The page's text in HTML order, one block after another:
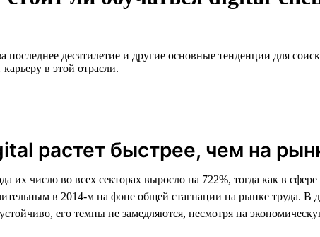
десятилетие и другие основные тенденции для
в этой отрасли.
растет быстрее, чем на
их число во всех секторах выросло на 722%, тогда как в
в 2014-м на фоне общей стагнации на рынке труда.
его темпы не замедляются, несмотря на